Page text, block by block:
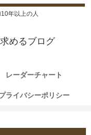
年以上の人
めるブログ
レーダーチャート
ライバシーポリシー